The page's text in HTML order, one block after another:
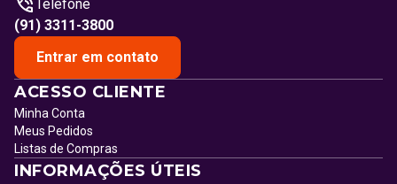
Telefone
(91) 3311-3800
Entrar em contato
ACESSO CLIENTE
Minha Conta
Meus Pedidos
Listas de Compras
INFORMAÇÕES ÚTEIS